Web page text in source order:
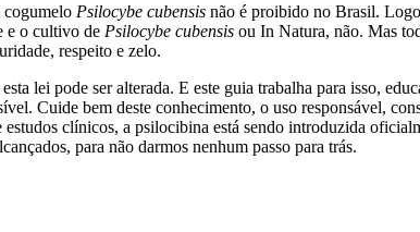
cogumelo Psilocybe cubensis não é proibido no Brasil.
e o cultivo de Psilocybe cubensis ou In Natura, não. Mas
respeito e zelo.
lei pode ser alterada. E este guia trabalha para isso,
Cuide bem deste conhecimento, o uso responsável,
clínicos, a psilocibina está sendo introduzida
para não darmos nenhum passo para trás.